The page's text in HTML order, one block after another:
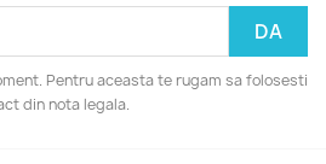
Pentru aceasta te rugam sa folosesti
din nota legala.